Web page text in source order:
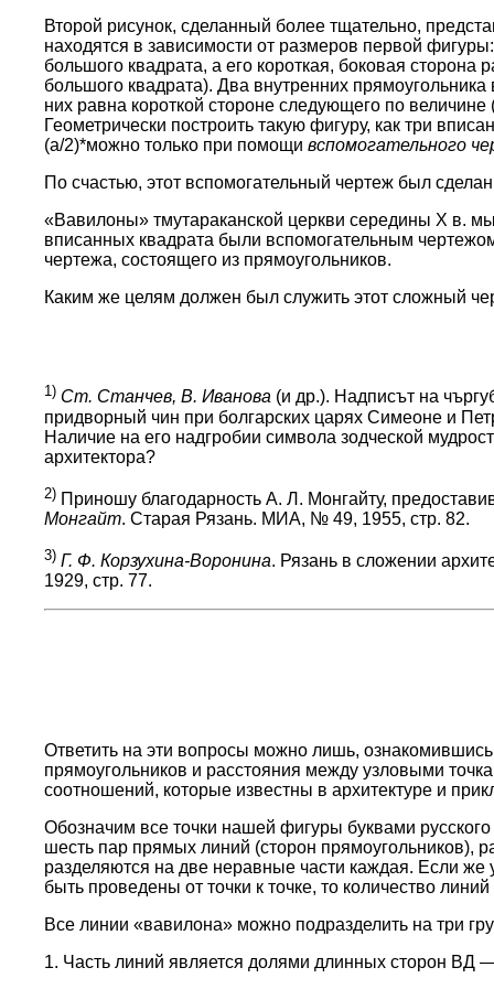
Второй рисунок, сделанный более тщательно,
находятся в зависимости от размеров первой
большого квадрата, а его короткая, боковая
большого квадрата). Два внутренних
них равна короткой стороне следующего по
Геометрически построить такую фигуру, как три
(a/2)*можно только при помощи вспомогательного
По счастью, этот вспомогательный чертеж был
«Вавилоны» тмутараканской церкви середины X в.
вписанных квадрата были вспомогательным
чертежа, состоящего из прямоугольников.
Каким же целям должен был служить этот сложный
1) Ст. Станчев, В. Иванова (и др.). Надписът на
придворный чин при болгарских царях Симеоне и
Наличие на его надгробии символа зодческой
архитектора?
2) Приношу благодарность А. Л. Монгайту,
Монгайт. Старая Рязань. МИА, № 49, 1955, стр. 82.
3) Г. Ф. Корзухина-Воронина. Рязань в сложении
1929, стр. 77.
Ответить на эти вопросы можно лишь,
прямоугольников и расстояния между узловыми
соотношений, которые известны в архитектуре и
Обозначим все точки нашей фигуры буквами
шесть пар прямых линий (сторон прямоугольников),
разделяются на две неравные части каждая. Если же
быть проведены от точки к точке, то количество линий
Все линии «вавилона» можно подразделить на три
1. Часть линий является долями длинных сторон ВД